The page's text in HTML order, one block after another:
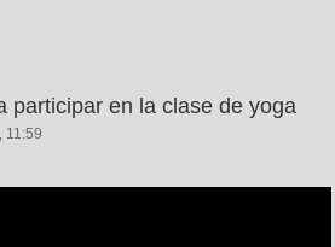
participar en la clase de yoga
11:59